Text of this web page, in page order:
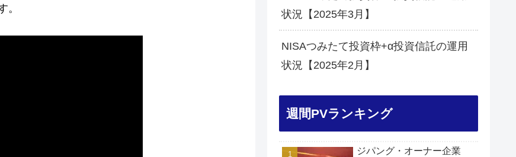
。
状況【2025年3月】
NISAつみたて投資枠+α投資信託の運用
状況【2025年2月】
週間PVランキング
ジパング・オーナー企業